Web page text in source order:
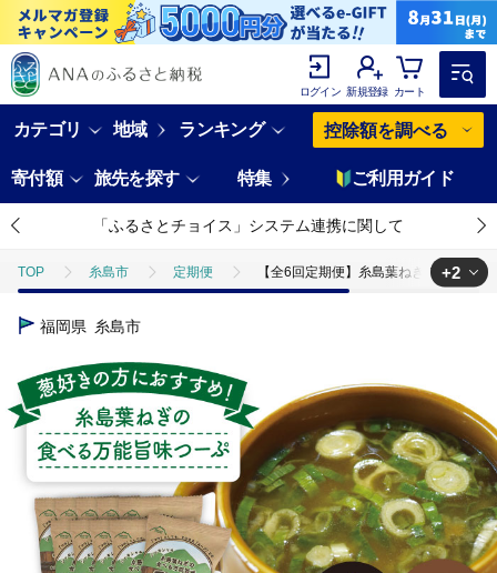
ログイン 新規登録 カート
カテゴリ 地域 ランキング 控除額を調べる
寄付額 旅先を探す 特集 ご利用ガイド
「ふるさとチョイス」システム連携に関して
TOP 糸島市 定期便 【全6回定期便】糸島葉ねぎの食べる
TOP
+2
福岡県 糸島市